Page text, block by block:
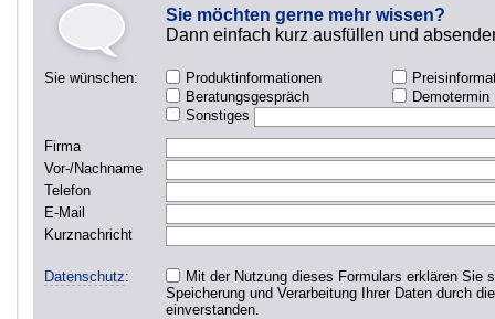
Sie möchten gerne mehr wissen?
Dann einfach kurz ausfüllen und
Sie wünschen: Produktinformationen
Beratungsgespräch
Demotermin
Sonstiges
Firma
Vor-/Nachname
Telefon
E-Mail
Kurznachricht
Datenschutz:
Mit der Nutzung dieses Formulars erklären Sie
Speicherung und Verarbeitung Ihrer Daten durch
einverstanden.